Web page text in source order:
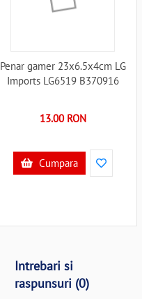
Penar gamer 23x6.5x4cm LG
Imports LG6519 B370916
13.00 RON
Cumpara
Intrebari si
raspunsuri (0)